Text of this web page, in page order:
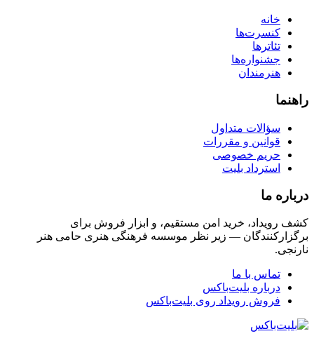
خانه
کنسرت‌ها
تئاترها
جشنواره‌ها
هنرمندان
راهنما
سؤالات متداول
قوانین و مقررات
حریم خصوصی
استرداد بلیت
درباره ما
کشف رویداد، خرید امن مستقیم، و ابزار فروش برای
برگزارکنندگان — زیر نظر موسسه فرهنگی هنری حامی هنر
نارنجی.
تماس با ما
درباره بلیت‌باکس
فروش رویداد روی بلیت‌باکس